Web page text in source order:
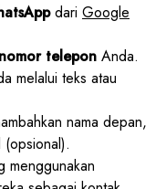
dari Google
telepon Anda.
melalui teks atau
nama depan,
menggunakan